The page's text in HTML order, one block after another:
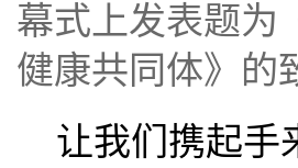
幕式上发表题为
健康共同体》的
让我们携起手